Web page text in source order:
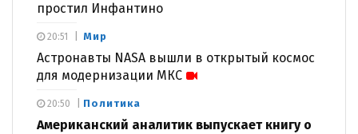
простил Инфантино
Мир
Астронавты NASA вышли в открытый космос
для модернизации МКС
20:51
Политика
Американский аналитик выпускает книгу о
20:50